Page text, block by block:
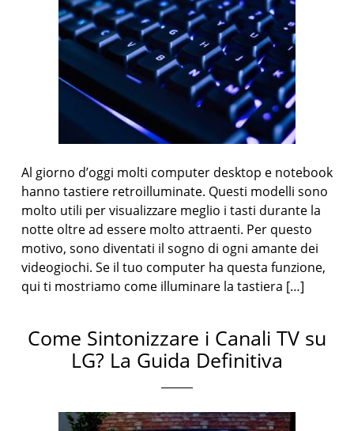
Al giorno d’oggi molti computer desktop e notebook
hanno tastiere retroilluminate. Questi modelli sono
molto utili per visualizzare meglio i tasti durante la
notte oltre ad essere molto attraenti. Per questo
motivo, sono diventati il sogno di ogni amante dei
videogiochi. Se il tuo computer ha questa funzione,
qui ti mostriamo come illuminare la tastiera […]
Come Sintonizzare i Canali TV su
LG? La Guida Definitiva